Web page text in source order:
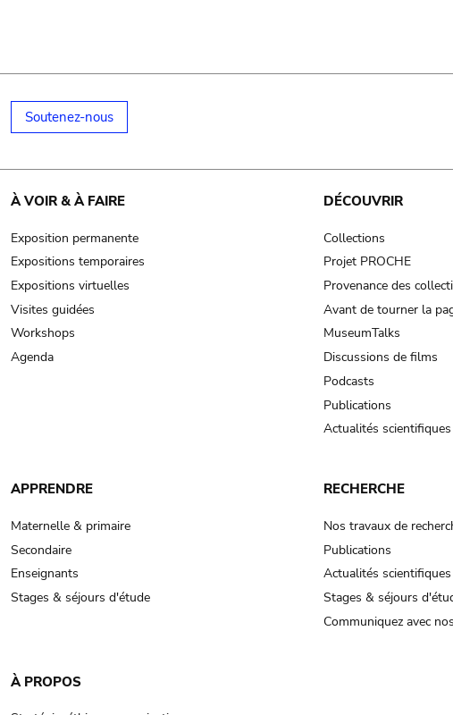
Soutenez-nous
À VOIR & À FAIRE
Exposition permanente
Expositions temporaires
Expositions virtuelles
Visites guidées
Workshops
Agenda
DÉCOUVRIR
Collections
Projet PROCHE
Provenance des
Avant de tourner la
MuseumTalks
Discussions de films
Podcasts
Publications
Actualités scientifiques
APPRENDRE
Maternelle & primaire
Secondaire
Enseignants
Stages & séjours d'étude
RECHERCHE
Nos travaux de
Publications
Actualités scientifiques
Stages & séjours
Communiquez avec
À PROPOS